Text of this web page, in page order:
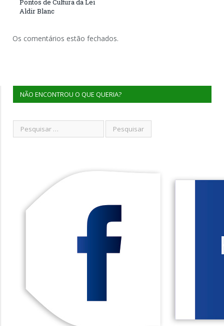
Pontos de Cultura da Lei
Aldir Blanc
Os comentários estão fechados.
NÃO ENCONTROU O QUE QUERIA?